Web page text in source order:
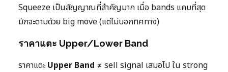
Squeeze เป็นสัญญาณที่สำคัญมาก เมื่อ bands แคบที่สุด
มักจะตามด้วย big move (แต่ไม่บอกทิศทาง)
ราคาแตะ Upper/Lower Band
ราคาแตะUpper Band ≠ sell signal เสมอไป ใน strong